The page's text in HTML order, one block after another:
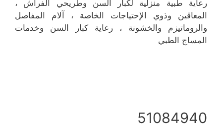
رعاية طبية منزلية لكبار السن وطريحي الفراش ،
المعاقين وذوي الإحتياجات الخاصة ، آلام المفاصل
والروماتيزم والخشونة ، رعاية كبار السن وخدمات
المساج الطبي
51084940